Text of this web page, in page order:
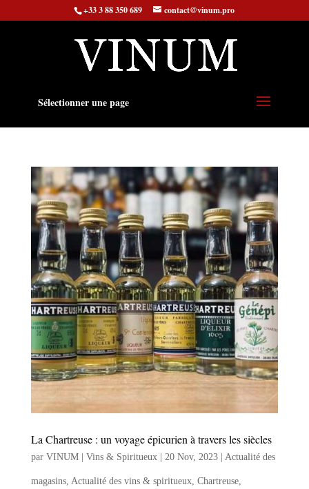
+33 3 88 350 689 contact@vinum.pro
Sélectionner une page
La Chartreuse : un voyage épicurien à travers les siècles
par VINUM | Vins & Spiritueux| 20 Nov, 2023| Actualité des
magasins, Actualité des vins & spiritueux, Chartreuse,